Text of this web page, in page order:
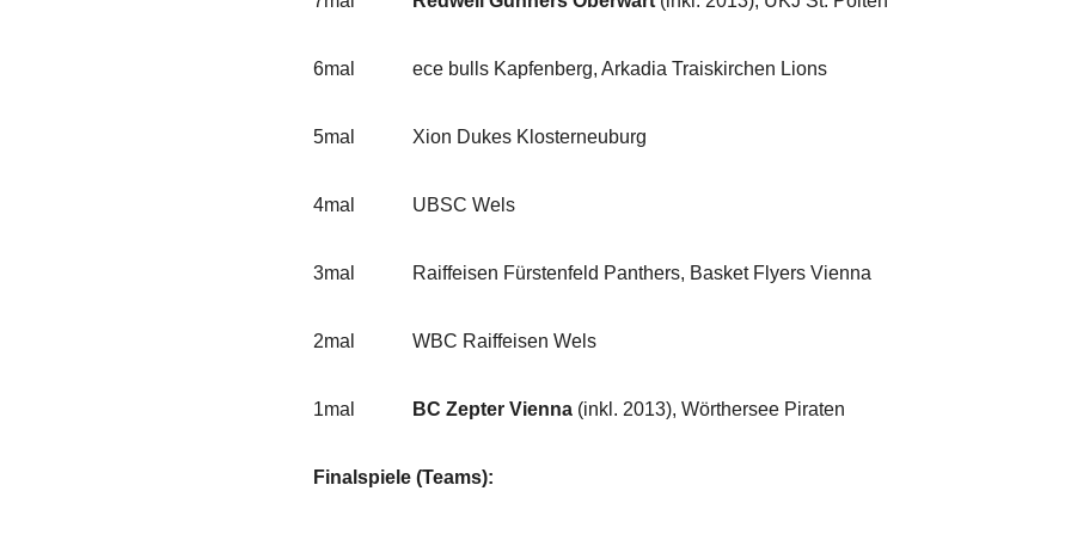
6mal ece bulls Kapfenberg, Arkadia Traiskirchen Lions
5mal Xion Dukes Klosterneuburg
4mal UBSC Wels
3mal Raiffeisen Fürstenfeld Panthers, Basket Flyers Vienna
2mal WBC Raiffeisen Wels
1mal BC Zepter Vienna (inkl. 2013), Wörthersee Piraten
Finalspiele (Teams):